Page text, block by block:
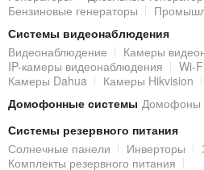
-15...+48°С / -15...+24°С.
Габаритные размеры
мм.
Габаритные размеры
мм.
Вес внутреннего блока:9000 г
Вес наружного блока:29500 г
Бензиновые генераторы
Системы видеонаблюдения
Видеонаблюдение
Камеры
IP-камеры видеонаблюдения
Wi-
Камеры Dahua
Камеры Hikvision
Домофонные системы Домофоны
Системы резервного питания
Солнечные панели
Инверторы
Комплекты резервного питания